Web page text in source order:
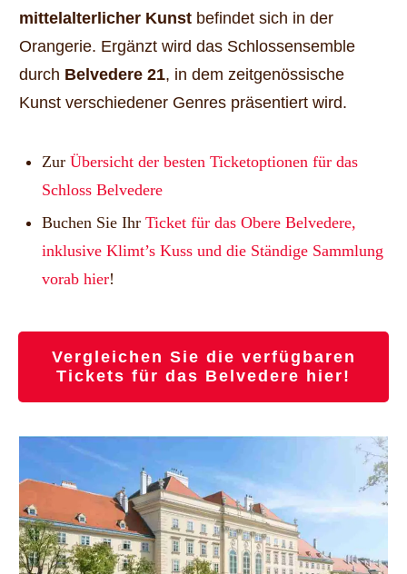
mittelalterlicher Kunst befindet sich in der
Orangerie. Ergänzt wird das Schlossensemble
durch Belvedere 21, in dem zeitgenössische
Kunst verschiedener Genres präsentiert wird.
Zur Übersicht der besten Ticketoptionen für das
Schloss Belvedere
Buchen Sie Ihr Ticket für das Obere Belvedere,
inklusive Klimt’s Kuss und die Ständige Sammlung
vorab hier!
Vergleichen Sie die verfügbaren
Tickets für das Belvedere hier!